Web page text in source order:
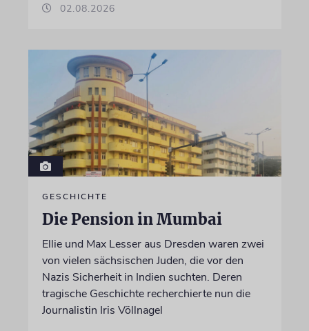
02.08.2026
GESCHICHTE
Die Pension in Mumbai
Ellie und Max Lesser aus Dresden waren zwei
von vielen sächsischen Juden, die vor den
Nazis Sicherheit in Indien suchten. Deren
tragische Geschichte recherchierte nun die
Journalistin Iris Völlnagel